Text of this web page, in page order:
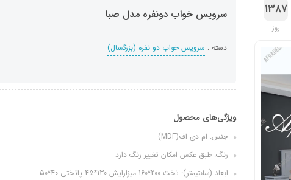
1387
روز
سرویس خواب دونفره مدل صبا
دسته : سرویس خواب دو نفره (بزرگسال)
ویژگی‌های محصول
جنس: ام دی اف(MDF)
رنگ: طبق عکس امکان تغییر رنگ دارد
ابعاد (سانتیمتر): تخت 200*160 میزارایش 130*45 پاتختی 40*50